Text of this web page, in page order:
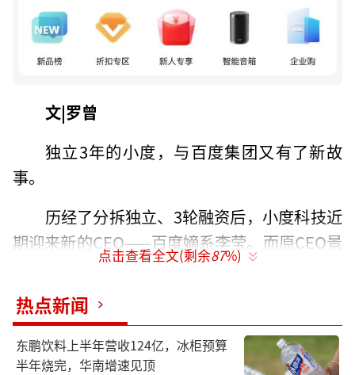
文|罗曾
独立3年的小度，与百度集团又有了新故
事。
历经了分拆独立、3轮融资后，小度科技近
期迎来新的CEO——百度嫡系李莹。而原CEO景
鲲，则因个人原因离职。
“换帅”原因究竟是什么？小度科技的下
一步又将走向何方？眼下百度世界大会召开在
即，人事变动引来广泛关注。
点击查看全文(剩余87%)
热点新闻
东鹏饮料上半年营收124亿，冰柜预算
半年烧完，华南增速见顶